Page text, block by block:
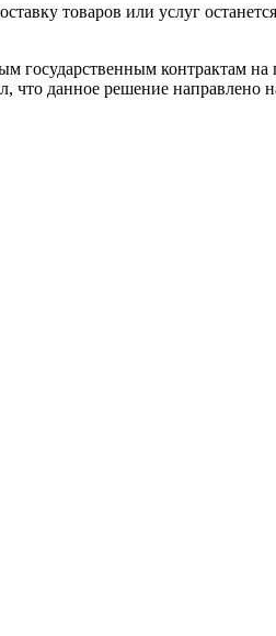
товаров или услуг
контрактам
что данное решение